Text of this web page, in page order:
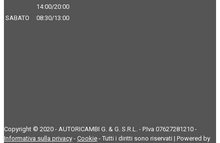
14:00/20:00
SABATO
08:30/13:00
Copyright © 2020 - AUTORICAMBI G. & G. S.R.L. - P.Iva 07627281210 -
Informativa sulla privacy - Cookie - Tutti i diritti sono riservati | Powered by